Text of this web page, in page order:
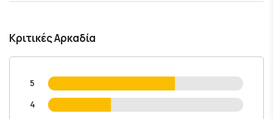
Κριτικές Αρκαδία
5
4